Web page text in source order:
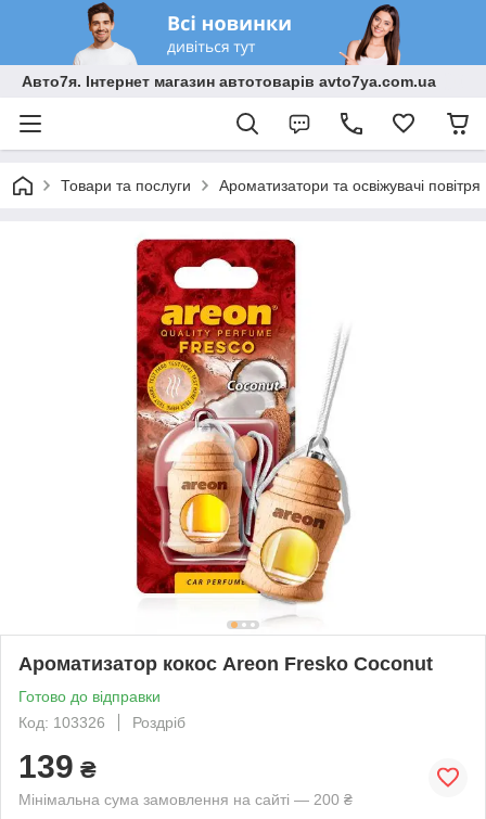
Авто7я. Інтернет магазин автотоварів avto7ya.com.ua
Товари та послуги Ароматизатори та освіжувачі повітря
Ароматизатор кокос Areon Fresko Coconut
Готово до відправки
Код: 103326
Роздріб
139 ₴
Мінімальна сума замовлення на сайті — 200 ₴